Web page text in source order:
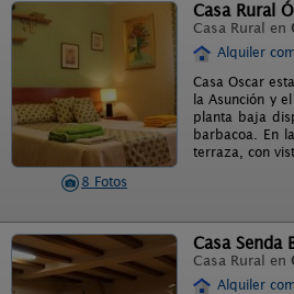
8 Fotos
Casa Rural
Casa Rural en
Alquiler
Casa Oscar
la Asunción y
planta baja
barbacoa. En
terraza, con
Casa Senda
Casa Rural en
Alquiler